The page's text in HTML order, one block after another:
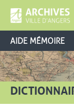
AIDE MÉMOIRE